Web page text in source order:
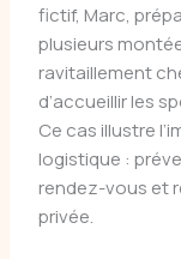
fictif, Marc,
plusieurs
ravitaillement
d’accueillir les
Ce cas illustre
logistique :
rendez-vous et
privée.